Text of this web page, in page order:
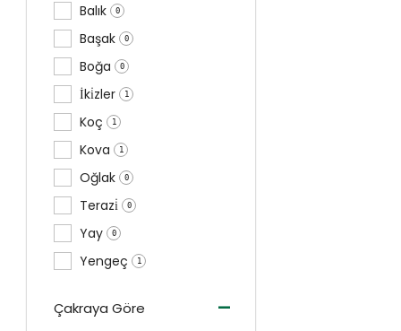
Balık 0
Başak 0
Boğa 0
İki̇zler 1
Koç 1
Kova 1
Oğlak 0
Terazi̇ 0
Yay 0
Yengeç 1
Çakraya Göre -